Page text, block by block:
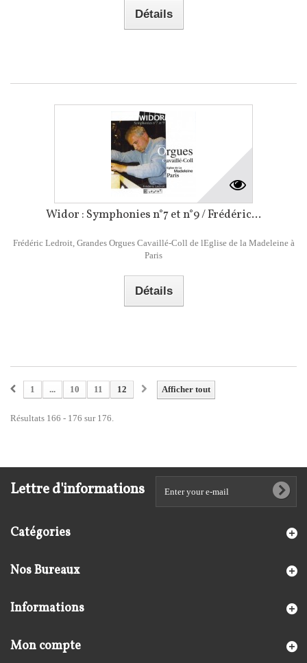
Détails
Widor : Symphonies n°7 et n°9 / Frédéric...
Frédéric Ledroit, Grandes Orgues Cavaillé-Coll de lEglise de la Madeleine à
Paris
Détails
Afficher tout
1 ... 10 11 12
Résultats 166 - 176 sur 176.
Lettre d'informations
Catégories
Nos Bureaux
Informations
Mon compte